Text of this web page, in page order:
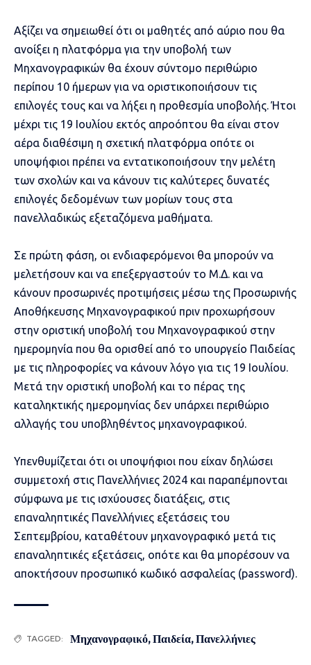
Αξίζει να σημειωθεί ότι οι μαθητές από αύριο που θα
ανοίξει η πλατφόρμα για την υποβολή των
Μηχανογραφικών θα έχουν σύντομο περιθώριο
περίπου 10 ήμερων για να οριστικοποιήσουν τις
επιλογές τους και να λήξει η προθεσμία υποβολής. Ήτοι
μέχρι τις 19 Ιουλίου εκτός απροόπτου θα είναι στον
αέρα διαθέσιμη η σχετική πλατφόρμα οπότε οι
υποψήφιοι πρέπει να εντατικοποιήσουν την μελέτη
των σχολών και να κάνουν τις καλύτερες δυνατές
επιλογές δεδομένων των μορίων τους στα
πανελλαδικώς εξεταζόμενα μαθήματα.
Σε πρώτη φάση, οι ενδιαφερόμενοι θα μπορούν να
μελετήσουν και να επεξεργαστούν το Μ.Δ. και να
κάνουν προσωρινές προτιμήσεις μέσω της Προσωρινής
Αποθήκευσης Μηχανογραφικού πριν προχωρήσουν
στην οριστική υποβολή του Μηχανογραφικού στην
ημερομηνία που θα ορισθεί από το υπουργείο Παιδείας
με τις πληροφορίες να κάνουν λόγο για τις 19 Ιουλίου.
Μετά την οριστική υποβολή και το πέρας της
καταληκτικής ημερομηνίας δεν υπάρχει περιθώριο
αλλαγής του υποβληθέντος μηχανογραφικού.
Υπενθυμίζεται ότι οι υποψήφιοι που είχαν δηλώσει
συμμετοχή στις Πανελλήνιες 2024 και παραπέμπονται
σύμφωνα με τις ισχύουσες διατάξεις, στις
επαναληπτικές Πανελλήνιες εξετάσεις του
Σεπτεμβρίου, καταθέτουν μηχανογραφικό μετά τις
επαναληπτικές εξετάσεις, οπότε και θα μπορέσουν να
αποκτήσουν προσωπικό κωδικό ασφαλείας (password).
TAGGED: Μηχανογραφικό,Παιδεία,Πανελλήνιες